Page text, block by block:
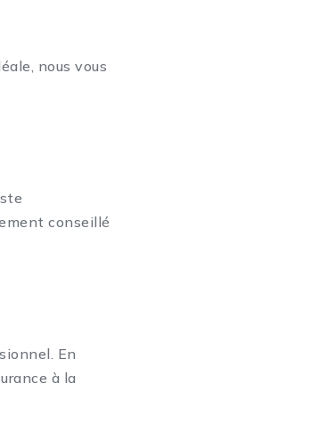
nous vous
conseillé
En
à la